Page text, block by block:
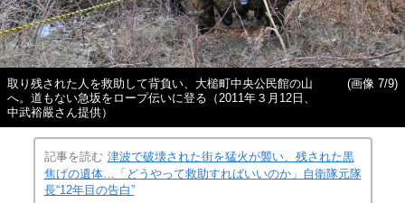
取り残された人を救助して背負い、大槌町中央公民館の山
へ。道もない急坂をロープ伝いに登る（2011年３月12日、
中武裕嚴さん提供）
(画像 7/9)
記事を読む 津波で破壊された街を猛火が襲い、残された黒
焦げの遺体…「どうやって救助すればいいのか」自衛隊元隊
長“12年目の告白”